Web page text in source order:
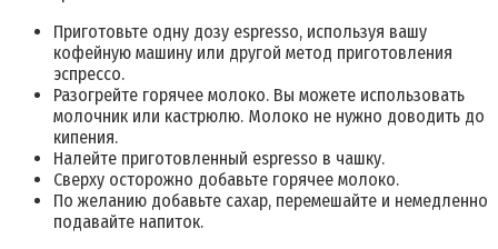
Приготовьте одну дозу espresso, используя вашу
кофейную машину или другой метод приготовления
эспрессо.
Разогрейте горячее молоко. Вы можете использовать
молочник или кастрюлю. Молоко не нужно доводить до
кипения.
Налейте приготовленный espresso в чашку.
Сверху осторожно добавьте горячее молоко.
По желанию добавьте сахар, перемешайте и немедленно
подавайте напиток.